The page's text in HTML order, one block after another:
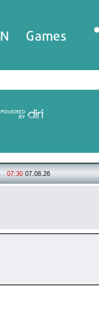
Games
07:30 07.08.26